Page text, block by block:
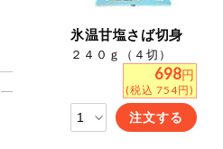
氷温甘塩さば切身
２４０ｇ（４切）
698円
(税込 754円)
注文する